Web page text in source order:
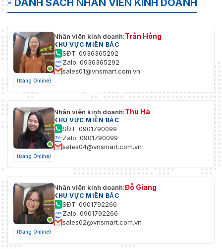
- DANH SÁCH NHÂN VIÊN KINH DOANH
(Đang Online)
Nhân viên kinh doanh:Trần Hồng
KHU VỰC MIỀN BẮC
SĐT: 0936365292
Zalo: 0936365292
sales01@vnsmart.com.vn
(Đang Online)
Nhân viên kinh doanh:Thu Hà
KHU VỰC MIỀN BẮC
SĐT: 0901790099
Zalo: 0901790099
sales04@vnsmart.com.vn
(Đang Online)
Nhân viên kinh doanh:Đỗ Giang
KHU VỰC MIỀN BẮC
SĐT: 0901792266
Zalo: 0901792266
sales02@vnsmart.com.vn